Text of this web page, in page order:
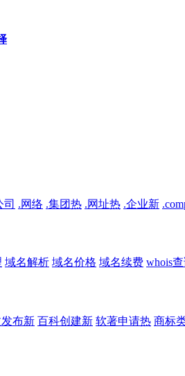
司 .网络 .集团热 .网址热 .企业新
域名解析 域名价格 域名续费 whois
布新 百科创建新 软著申请热 商标